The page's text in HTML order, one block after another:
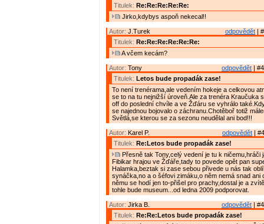
Titulek: Re:Re:Re:Re:Re:
Jirko,kdybys aspoň nekecal!!
odpovědět |
Autor: J.Turek
Titulek: Re:Re:Re:Re:Re:Re:
A včem kecám?
odpovědět |
Autor: Tony
Titulek: Letos bude propadák zase!
To není trenérama,ale vedením hokeje a celkovou
se to na tu nejnižší úroveň.Ale za trenéra Kraučuka
off do poslední chvíle a ve Žďáru se vyhrálo
se najednou bojovalo o záchranu.Chotěboř totiž
Světlá,se kterou se za sezonu neudělal ani bod!!!
odpovědět |
Autor: Karel P.
Titulek: Re:Letos bude propadák zase!
Přesně tak Tony,celý vedení je tu k ničemu,hráči
Fibikar hrajou ve Žďáře,tady to povede opět pan
Halamka,beztak si zase sebou přivede u nás tak
synáčka,no a o šéfovi zimáku,o něm nemá snad ani
němu se hodí jen to-přišel pro prachy,dostal je a
tohle bude museum...od ledna 2009 podporovat.
odpovědět |
Autor: Jirka B.
Titulek: Re:Re:Letos bude propadák zase!